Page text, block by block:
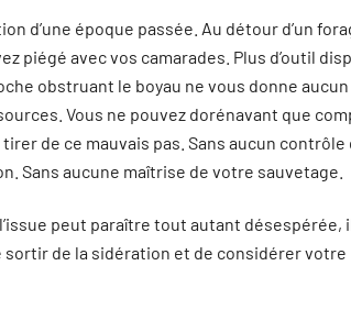
d’une époque passée. Au détour d’un
piégé avec vos camarades. Plus d’outil
obstruant le boyau ne vous donne
Vous ne pouvez dorénavant que
de ce mauvais pas. Sans aucun contrôle
Sans aucune maîtrise de votre sauvetage.
peut paraître tout autant désespérée,
de la sidération et de considérer votre